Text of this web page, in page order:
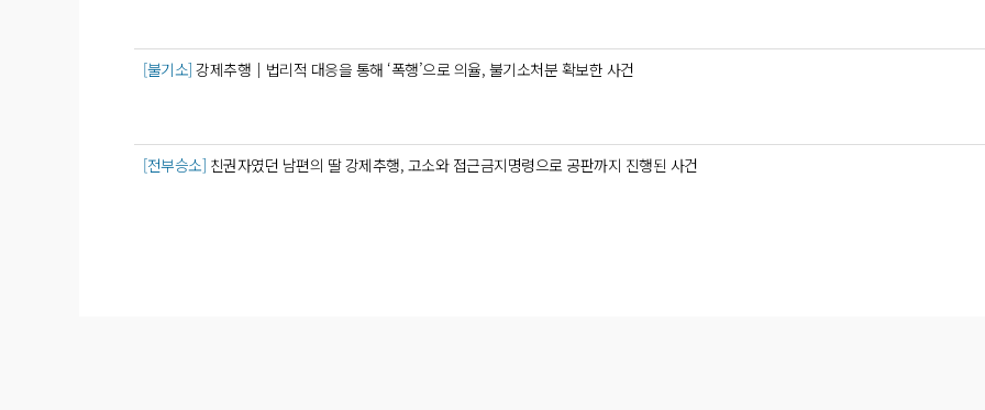
[불기소] 강제추행│법리적 대응을 통해 ‘폭행’으로 의율, 불기소처분 확보한 사건
[전부승소] 친권자였던 남편의 딸 강제추행, 고소와 접근금지명령으로 공판까지 진행된 사건